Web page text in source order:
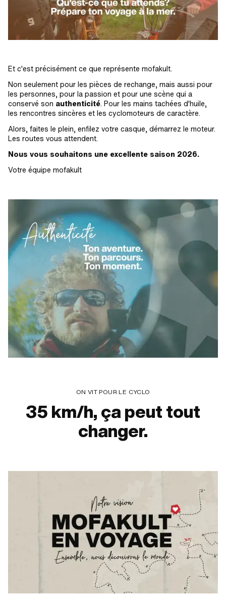
Et c'est précisément ce que représente mofakult.
Non seulement pour les pièces de rechange, mais aussi pour
les personnes, pour la passion et pour une scène qui a
conservé son authenticité. Pour les mains tachées d'huile,
les rencontres sincères et les cyclomoteurs de caractère.
Alors, faites le plein, enfilez votre casque, démarrez le moteur.
Les routes vous attendent.
Nous vous souhaitons une excellente saison 2026.
Votre équipe mofakult
ON VIT POUR LE CYCLO
35 km/h, ça peut tout
changer.